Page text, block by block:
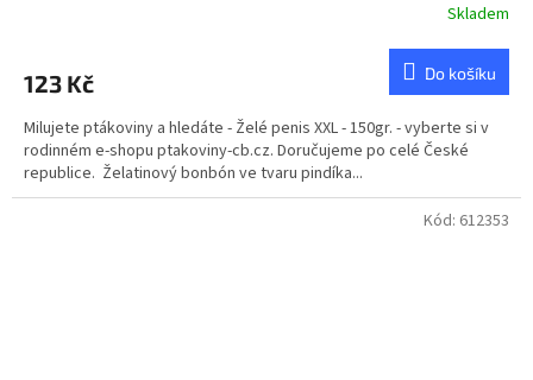
je
z
5
hvězdiček.
Skladem
123 Kč Do košíku
Milujete ptákoviny a hledáte - Želé penis XXL - 150gr. - vyberte si v
rodinném e-shopu ptakoviny-cb.cz. Doručujeme po celé České
republice. Želatinový bonbón ve tvaru pindíka...
Kód: 612353